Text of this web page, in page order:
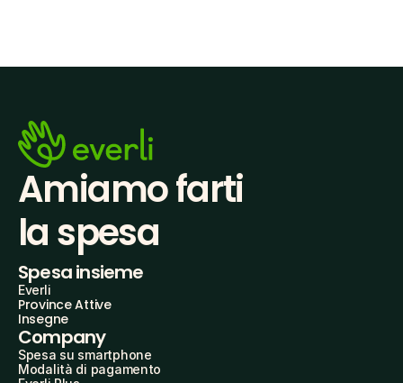
Amiamo farti
la spesa
Spesa insieme
Everli
Province Attive
Insegne
Company
Spesa su smartphone
Modalità di pagamento